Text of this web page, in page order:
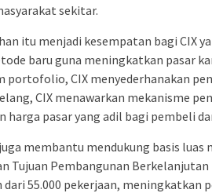
sekitar.
itu menjadi kesempatan bagi CIX
baru guna meningkatkan pasar
portofolio, CIX menyederhanakan
CIX menawarkan mekanisme
harga pasar yang adil bagi pembeli
membantu mendukung basis
Tujuan Pembangunan
55.000 pekerjaan, meningkatkan